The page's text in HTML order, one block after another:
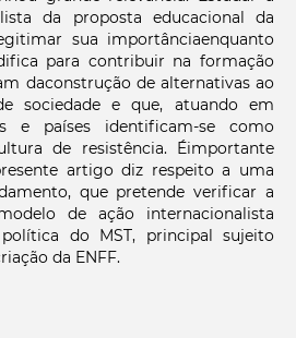
da proposta educacional da
sua importânciaenquanto
para contribuir na formação
daconstrução de alternativas ao
sociedade e que, atuando em
e países identificam-se como
de resistência. Éimportante
artigo diz respeito a uma
que pretende verificar a
de ação internacionalista
do MST, principal sujeito
da ENFF.